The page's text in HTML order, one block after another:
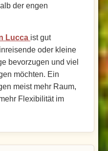
der engen
Lucca ist gut
oder kleine
bevorzugen und viel
möchten. Ein
meist mehr Raum,
Flexibilität im